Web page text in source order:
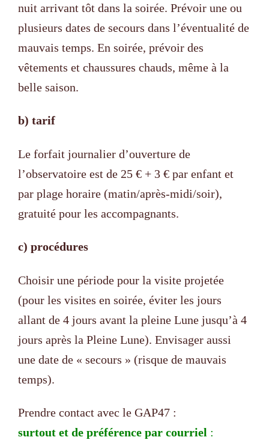
nuit arrivant tôt dans la soirée. Prévoir une ou
plusieurs dates de secours dans l’éventualité de
mauvais temps. En soirée, prévoir des
vêtements et chaussures chauds, même à la
belle saison.
b) tarif
Le forfait journalier d’ouverture de
l’observatoire est de 25 € + 3 € par enfant et
par plage horaire (matin/après-midi/soir),
gratuité pour les accompagnants.
c) procédures
Choisir une période pour la visite projetée
(pour les visites en soirée, éviter les jours
allant de 4 jours avant la pleine Lune jusqu’à 4
jours après la Pleine Lune). Envisager aussi
une date de « secours » (risque de mauvais
temps).
Prendre contact avec le GAP47 :
surtout et de préférence par courriel :